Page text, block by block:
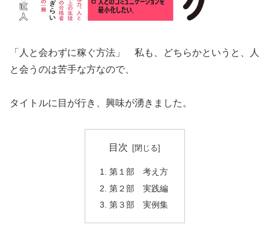
「人と会わずに稼ぐ方法」 私も、どちらかというと、人
と会うのは苦手な方なので、
タイトルに目が行き、興味が湧きました。
目次
第１部 考え方
第２部 実践編
第３部 実例集